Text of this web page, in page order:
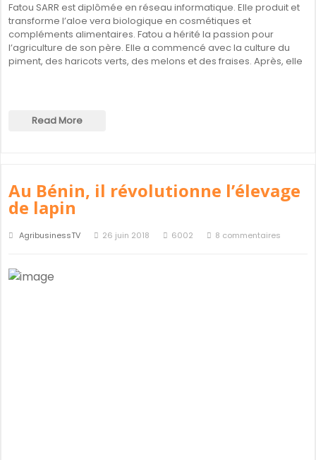
Fatou SARR est diplômée en réseau informatique. Elle produit et
transforme l’aloe vera biologique en cosmétiques et
compléments alimentaires. Fatou a hérité la passion pour
l’agriculture de son père. Elle a commencé avec la culture du
piment, des haricots verts, des melons et des fraises. Après, elle
Read More
Au Bénin, il révolutionne l’élevage
de lapin
AgribusinessTV 26 juin 2018 6002 8 commentaires